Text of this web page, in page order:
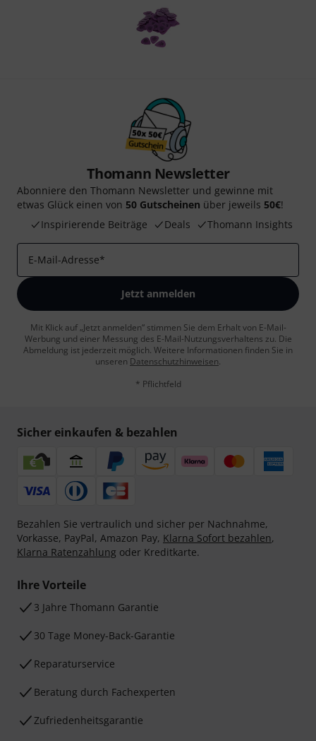
Thomann Newsletter
Abonniere den Thomann Newsletter und gewinne mit
etwas Glück einen von 50 Gutscheinen über jeweils 50€!
Inspirierende Beiträge
Deals Thomann Insights
E-Mail-Adresse*
Jetzt anmelden
Mit Klick auf „Jetzt anmelden“ stimmen Sie dem Erhalt von E-Mail-
Werbung und einer Messung des E-Mail-Nutzungsverhaltens zu. Die
Abmeldung ist jederzeit möglich. Weitere Informationen finden Sie in
unseren Datenschutzhinweisen.
* Pflichtfeld
Sicher einkaufen & bezahlen
Bezahlen Sie vertraulich und sicher per Nachnahme,
Vorkasse, PayPal, Amazon Pay, Klarna Sofort bezahlen,
Klarna Ratenzahlung oder Kreditkarte.
Ihre Vorteile
3 Jahre Thomann Garantie
30 Tage Money-Back-Garantie
Reparaturservice
Beratung durch Fachexperten
Zufriedenheitsgarantie